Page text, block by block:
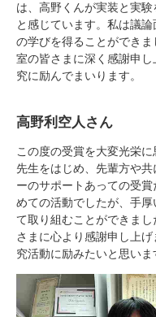
は、高野くんが実装と実
と感じています。私は議
の学びを得ることができ
室の皆さまに深く感謝申
究に励んでまいります。
高野利空人さん
この度の受賞を大変光栄
先生をはじめ、先輩方や
ーのサポートあっての受
めての活動でしたが、手
て取り組むことができま
さまに心より感謝申し上
究活動に励みたいと思いま